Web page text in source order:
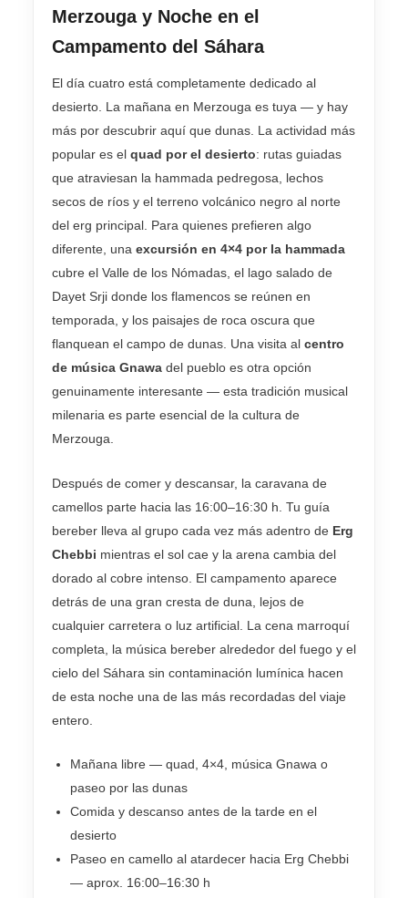
Merzouga y Noche en el
Campamento del Sáhara
El día cuatro está completamente dedicado al
desierto. La mañana en Merzouga es tuya — y hay
más por descubrir aquí que dunas. La actividad más
popular es el quad por el desierto: rutas guiadas
que atraviesan la hammada pedregosa, lechos
secos de ríos y el terreno volcánico negro al norte
del erg principal. Para quienes prefieren algo
diferente, una excursión en 4×4 por la hammada
cubre el Valle de los Nómadas, el lago salado de
Dayet Srji donde los flamencos se reúnen en
temporada, y los paisajes de roca oscura que
flanquean el campo de dunas. Una visita al centro
de música Gnawa del pueblo es otra opción
genuinamente interesante — esta tradición musical
milenaria es parte esencial de la cultura de
Merzouga.
Después de comer y descansar, la caravana de
camellos parte hacia las 16:00–16:30 h. Tu guía
bereber lleva al grupo cada vez más adentro de Erg
Chebbi mientras el sol cae y la arena cambia del
dorado al cobre intenso. El campamento aparece
detrás de una gran cresta de duna, lejos de
cualquier carretera o luz artificial. La cena marroquí
completa, la música bereber alrededor del fuego y el
cielo del Sáhara sin contaminación lumínica hacen
de esta noche una de las más recordadas del viaje
entero.
Mañana libre — quad, 4×4, música Gnawa o
paseo por las dunas
Comida y descanso antes de la tarde en el
desierto
Paseo en camello al atardecer hacia Erg Chebbi
— aprox. 16:00–16:30 h